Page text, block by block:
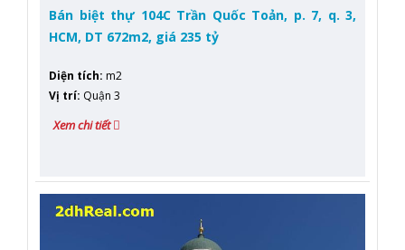
Bán biệt thự 104C Trần Quốc Toản, p. 7, q. 3,
HCM, DT 672m2, giá 235 tỷ
Diện tích: m2
Vị trí: Quận 3
Xem chi tiết